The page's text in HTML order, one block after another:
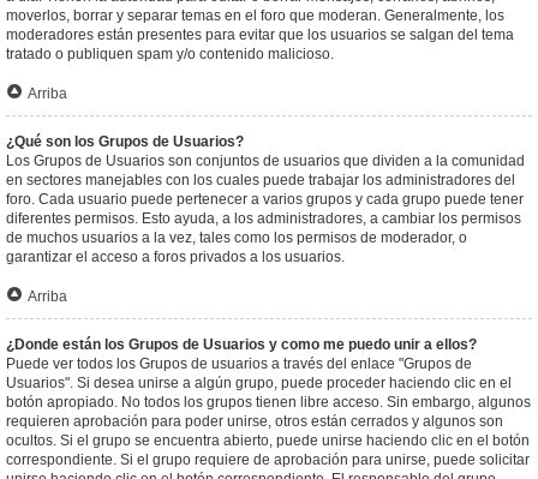
moverlos, borrar y separar temas en el foro que moderan. Generalmente, los
moderadores están presentes para evitar que los usuarios se salgan del tema
tratado o publiquen spam y/o contenido malicioso.
Arriba
¿Qué son los Grupos de Usuarios?
Los Grupos de Usuarios son conjuntos de usuarios que dividen a la comunidad
en sectores manejables con los cuales puede trabajar los administradores del
foro. Cada usuario puede pertenecer a varios grupos y cada grupo puede tener
diferentes permisos. Esto ayuda, a los administradores, a cambiar los permisos
de muchos usuarios a la vez, tales como los permisos de moderador, o
garantizar el acceso a foros privados a los usuarios.
Arriba
¿Donde están los Grupos de Usuarios y como me puedo unir a ellos?
Puede ver todos los Grupos de usuarios a través del enlace "Grupos de
Usuarios". Si desea unirse a algún grupo, puede proceder haciendo clic en el
botón apropiado. No todos los grupos tienen libre acceso. Sin embargo, algunos
requieren aprobación para poder unirse, otros están cerrados y algunos son
ocultos. Si el grupo se encuentra abierto, puede unirse haciendo clic en el botón
correspondiente. Si el grupo requiere de aprobación para unirse, puede solicitar